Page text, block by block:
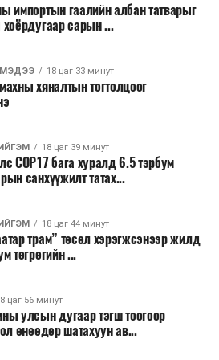
сарын 07-ноос
сарын 11-нийг хүртэлх
төлөв
7-нд баруун болон төвийн
хойд хэсгээр, 8-нд баруун
хойд хэсэг, төвийн
зарим газраар, 9-нд баруун
зүүн, говийн аймгуудын
аймгуудын нутгийн баруун
ихэнх нутгаар, 10-нд
аймгуудын ихэнх нутгаар
аадар бороо орно. Салхи
секундэд 5-10 метр, 9-нд
уулс, Арц-Богдын өвөр
говь, талын нутгаар секундэд
импортын гаалийн албан татварыг
сарын ...
18 цаг 33 минут
хяналтын тогтолцоог
18 цаг 39 минут
COP17 бага хуралд 6.5 тэрбум
санхүүжилт татах...
18 цаг 44 минут
трам” төсөл хэрэгжсэнээр жилд
төгрөгийн ...
цаг 56 минут
улсын дугаар тэгш тоогоор
өнөөдөр шатахуун ав...